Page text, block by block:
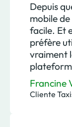
Depuis
mobile
facile. Et
préfère
vraiment
Francine
Cliente